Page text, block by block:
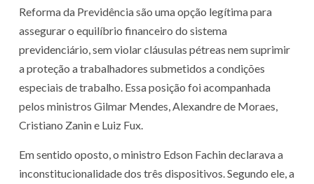
Reforma da Previdência são uma opção legítima para
assegurar o equilíbrio financeiro do sistema
previdenciário, sem violar cláusulas pétreas nem suprimir
a proteção a trabalhadores submetidos a condições
especiais de trabalho. Essa posição foi acompanhada
pelos ministros Gilmar Mendes, Alexandre de Moraes,
Cristiano Zanin e Luiz Fux.
Em sentido oposto, o ministro Edson Fachin declarava a
inconstitucionalidade dos três dispositivos. Segundo ele, a